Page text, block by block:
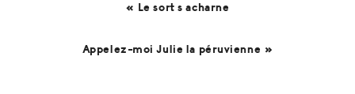
« Le sort s acharne
Appelez-moi Julie la péruvienne »